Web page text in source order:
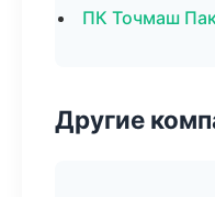
ПК Точмаш
Другие